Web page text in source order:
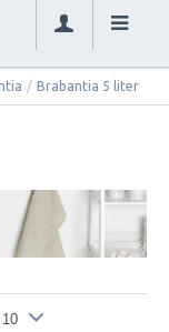
/ Brabantia 5 liter